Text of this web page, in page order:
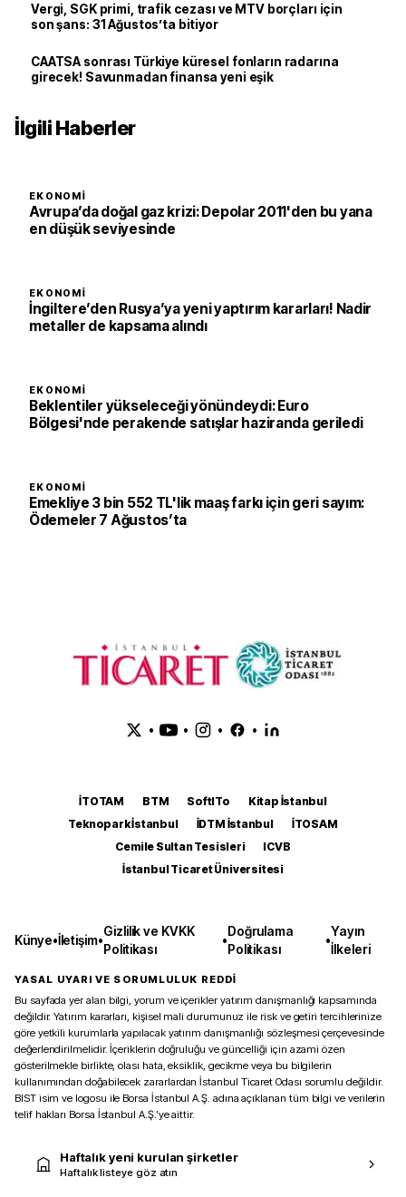
Vergi, SGK primi, trafik cezası ve MTV borçları için
son şans: 31 Ağustos’ta bitiyor
CAATSA sonrası Türkiye küresel fonların radarına
girecek! Savunmadan finansa yeni eşik
İlgili Haberler
EKONOMI
Avrupa’da doğal gaz krizi: Depolar 2011'den bu yana
en düşük seviyesinde
EKONOMI
İngiltere’den Rusya’ya yeni yaptırım kararları! Nadir
metaller de kapsama alındı
EKONOMI
Beklentiler yükseleceği yönündeydi: Euro
Bölgesi'nde perakende satışlar haziranda geriledi
EKONOMI
Emekliye 3 bin 552 TL'lik maaş farkı için geri sayım:
Ödemeler 7 Ağustos’ta
• • • •
İTOTAM BTM SoftITo
Kitap İstanbul
Teknopark İstanbul
İDTM İstanbul
İTOSAM
Cemile Sultan Tesisleri
ICVB
İstanbul Ticaret Üniversitesi
Künye•İletişim•
Gizlilik ve KVKK
Politikası
•
Doğrulama
Politikası
•
Yayın
İlkeleri
YASAL UYARI VE SORUMLULUK REDDİ
Bu sayfada yer alan bilgi, yorum ve içerikler yatırım danışmanlığı kapsamında
değildir. Yatırım kararları, kişisel mali durumunuz ile risk ve getiri tercihlerinize
göre yetkili kurumlarla yapılacak yatırım danışmanlığı sözleşmesi çerçevesinde
değerlendirilmelidir. İçeriklerin doğruluğu ve güncelliği için azami özen
gösterilmekle birlikte, olası hata, eksiklik, gecikme veya bu bilgilerin
kullanımından doğabilecek zararlardan İstanbul Ticaret Odası sorumlu değildir.
BIST isim ve logosu ile Borsa İstanbul A.Ş. adına açıklanan tüm bilgi ve verilerin
telif hakları Borsa İstanbul A.Ş.’ye aittir.
Haftalık yeni kurulan şirketler
Haftalık listeye göz atın